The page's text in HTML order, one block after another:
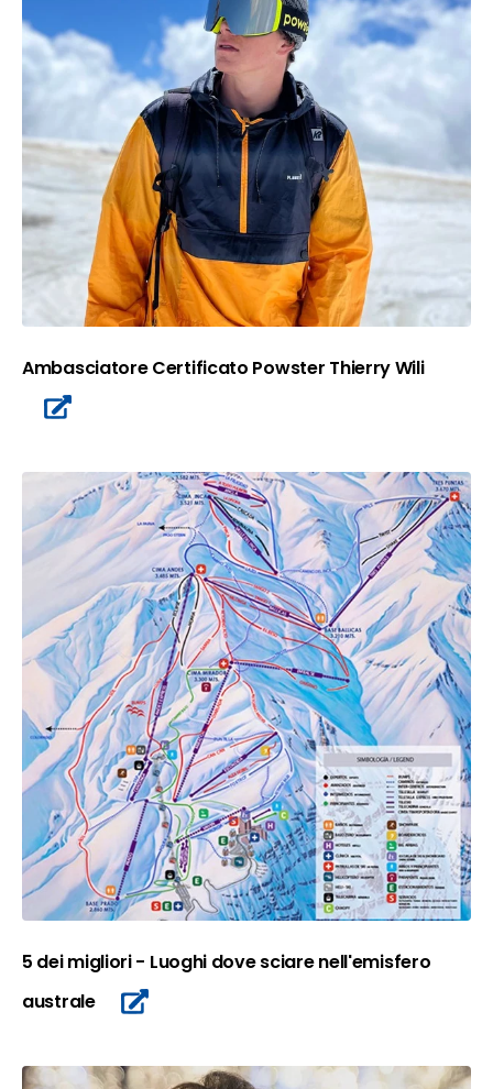
Ambasciatore Certificato Powster Thierry Wili
5 dei migliori - Luoghi dove sciare nell'emisfero
australe